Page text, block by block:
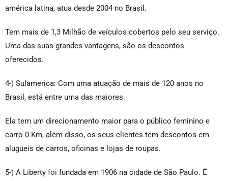
américa latina, atua desde 2004 no Brasil.
Tem mais de 1,3 Milhão de veículos cobertos pelo seu serviço.
Uma das suas grandes vantagens, são os descontos
oferecidos.
4-) Sulamerica: Com uma atuação de mais de 120 anos no
Brasil, está entre uma das maiores.
Ela tem um direcionamento maior para o público feminino e
carro 0 Km, além disso, os seus clientes tem descontos em
alugueis de carros, oficinas e lojas de roupas.
5-) A Liberty foi fundada em 1906 na cidade de São Paulo. É